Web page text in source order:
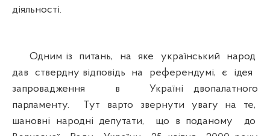
діяльності.
Одним із питань, на яке український народ
дав ствердну відповідь на референдумі, є ідея
запровадження в Україні двопалатного
парламенту. Тут варто звернути увагу на те,
шановні народні депутати, що в поданому до